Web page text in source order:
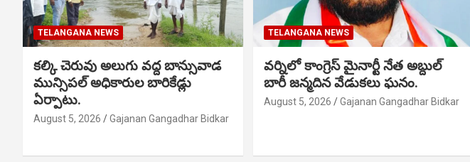
TELANGANA NEWS
కల్కి చెరువు అలుగు వద్ద బాన్సువాడ
మున్సిపల్ అధికారుల బారికేడ్లు
ఏర్పాటు.
August 5, 2026 Gajanan Gangadhar Bidkar
TELANGANA NEWS
వర్నిలో కాంగ్రెస్ మైనార్టీ నేత అబ్దుల్
బారీ జన్మదిన వేడుకలు ఘనం.
August 5, 2026 Gajanan Gangadhar Bidkar